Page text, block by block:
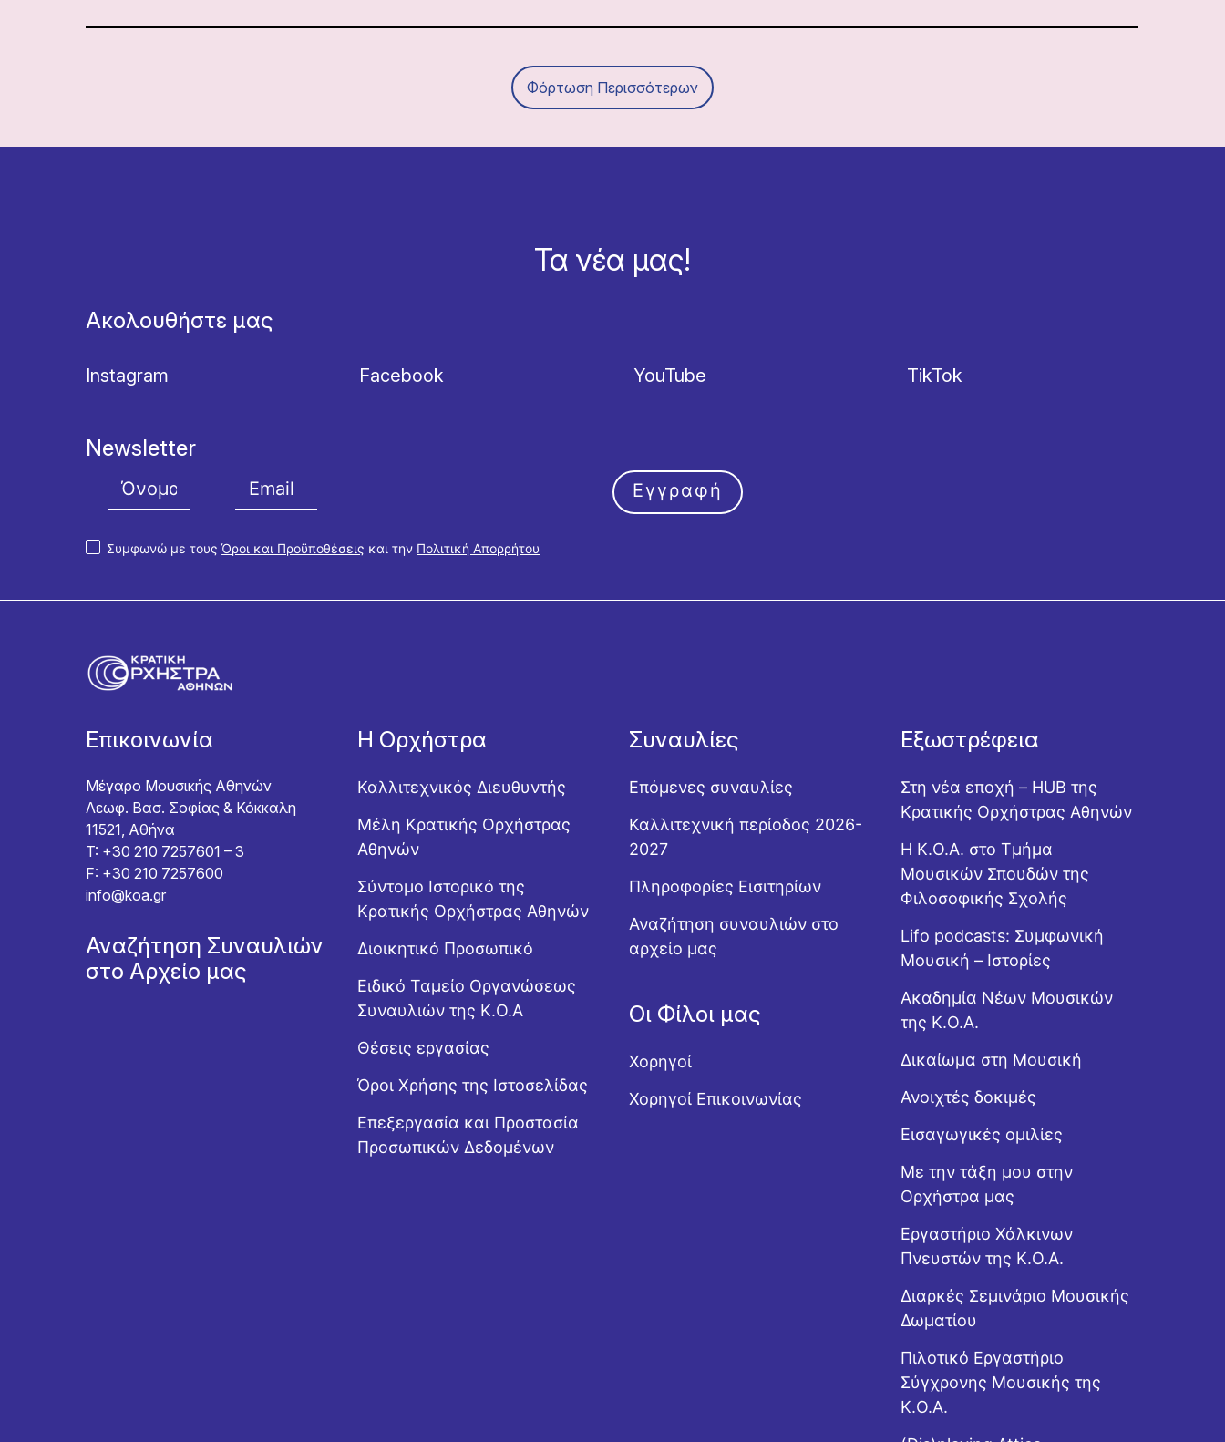
Φόρτωση Περισσότερων
Τα νέα μας!
Ακολουθήστε μας
Instagram Facebook YouTube TikTok
Newsletter
Συμφωνώ με τουςΌροι και Προϋποθέσεις και την Πολιτική Απορρήτου
Εγγραφή
Επικοινωνία
Μέγαρο Μουσικής Αθηνών
Λεωφ. Βασ. Σοφίας & Κόκκαλη
11521, Αθήνα
T: +30 210 7257601 – 3
F: +30 210 7257600
info@koa.gr
Αναζήτηση Συναυλιών
στο Αρχείο μας
Η Ορχήστρα
Καλλιτεχνικός Διευθυντής
Μέλη Κρατικής Ορχήστρας
Αθηνών
Σύντομο Ιστορικό της
Κρατικής Ορχήστρας Αθηνών
Διοικητικό Προσωπικό
Ειδικό Ταμείο Οργανώσεως
Συναυλιών της Κ.Ο.Α
Θέσεις εργασίας
Όροι Χρήσης της Ιστοσελίδας
Επεξεργασία και Προστασία
Προσωπικών Δεδομένων
Συναυλίες
Επόμενες συναυλίες
Καλλιτεχνική περίοδος 2026-
2027
Πληροφορίες Εισιτηρίων
Αναζήτηση συναυλιών στο
αρχείο μας
Οι Φίλοι μας
Χορηγοί
Χορηγοί Επικοινωνίας
Εξωστρέφεια
Στη νέα εποχή – HUB της
Κρατικής Ορχήστρας Αθηνών
Η Κ.Ο.Α. στο Τμήμα
Μουσικών Σπουδών της
Φιλοσοφικής Σχολής
Lifo podcasts: Συμφωνική
Μουσική – Ιστορίες
Ακαδημία Νέων Μουσικών
της Κ.Ο.Α.
Δικαίωμα στη Μουσική
Ανοιχτές δοκιμές
Εισαγωγικές ομιλίες
Με την τάξη μου στην
Ορχήστρα μας
Εργαστήριo Χάλκινων
Πνευστών της Κ.Ο.Α.
Διαρκές Σεμινάριο Μουσικής
Δωματίου
Πιλοτικό Εργαστήριο
Σύγχρονης Μουσικής της
Κ.Ο.Α.